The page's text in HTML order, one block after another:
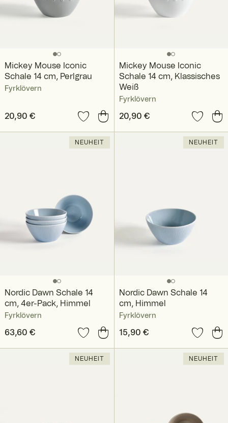
Mickey Mouse Iconic
Schale 14 cm, Perlgrau
Fyrklövern
Preis: 20,90 €
20,90 €
Mickey Mouse Iconic
Schale 14 cm, Klassisches
Weiß
Fyrklövern
Preis: 20,90 €
20,90 €
NEUHEIT
Nordic Dawn Schale 14
cm, 4er-Pack, Himmel
Fyrklövern
Preis: 63,60 €
63,60 €
NEUHEIT
Nordic Dawn Schale 14
cm, Himmel
Fyrklövern
Preis:15,90 €
15,90 €
NEUHEIT NEUHEIT